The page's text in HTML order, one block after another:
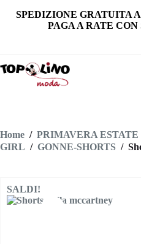
SPEDIZIONE GRATUITA
PAGA A RATE
Home / PRIMAVERA ESTATE
GIRL / GONNE-SHORTS /
SALDI!